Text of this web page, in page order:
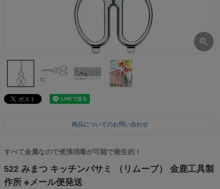
商品についてのお問い合わせ
すべて金属なので煮沸消毒が可能で衛生的！
522 みまつ キッチンバサミ （リムーブ） 金鹿工具製
作所 ※メール便発送